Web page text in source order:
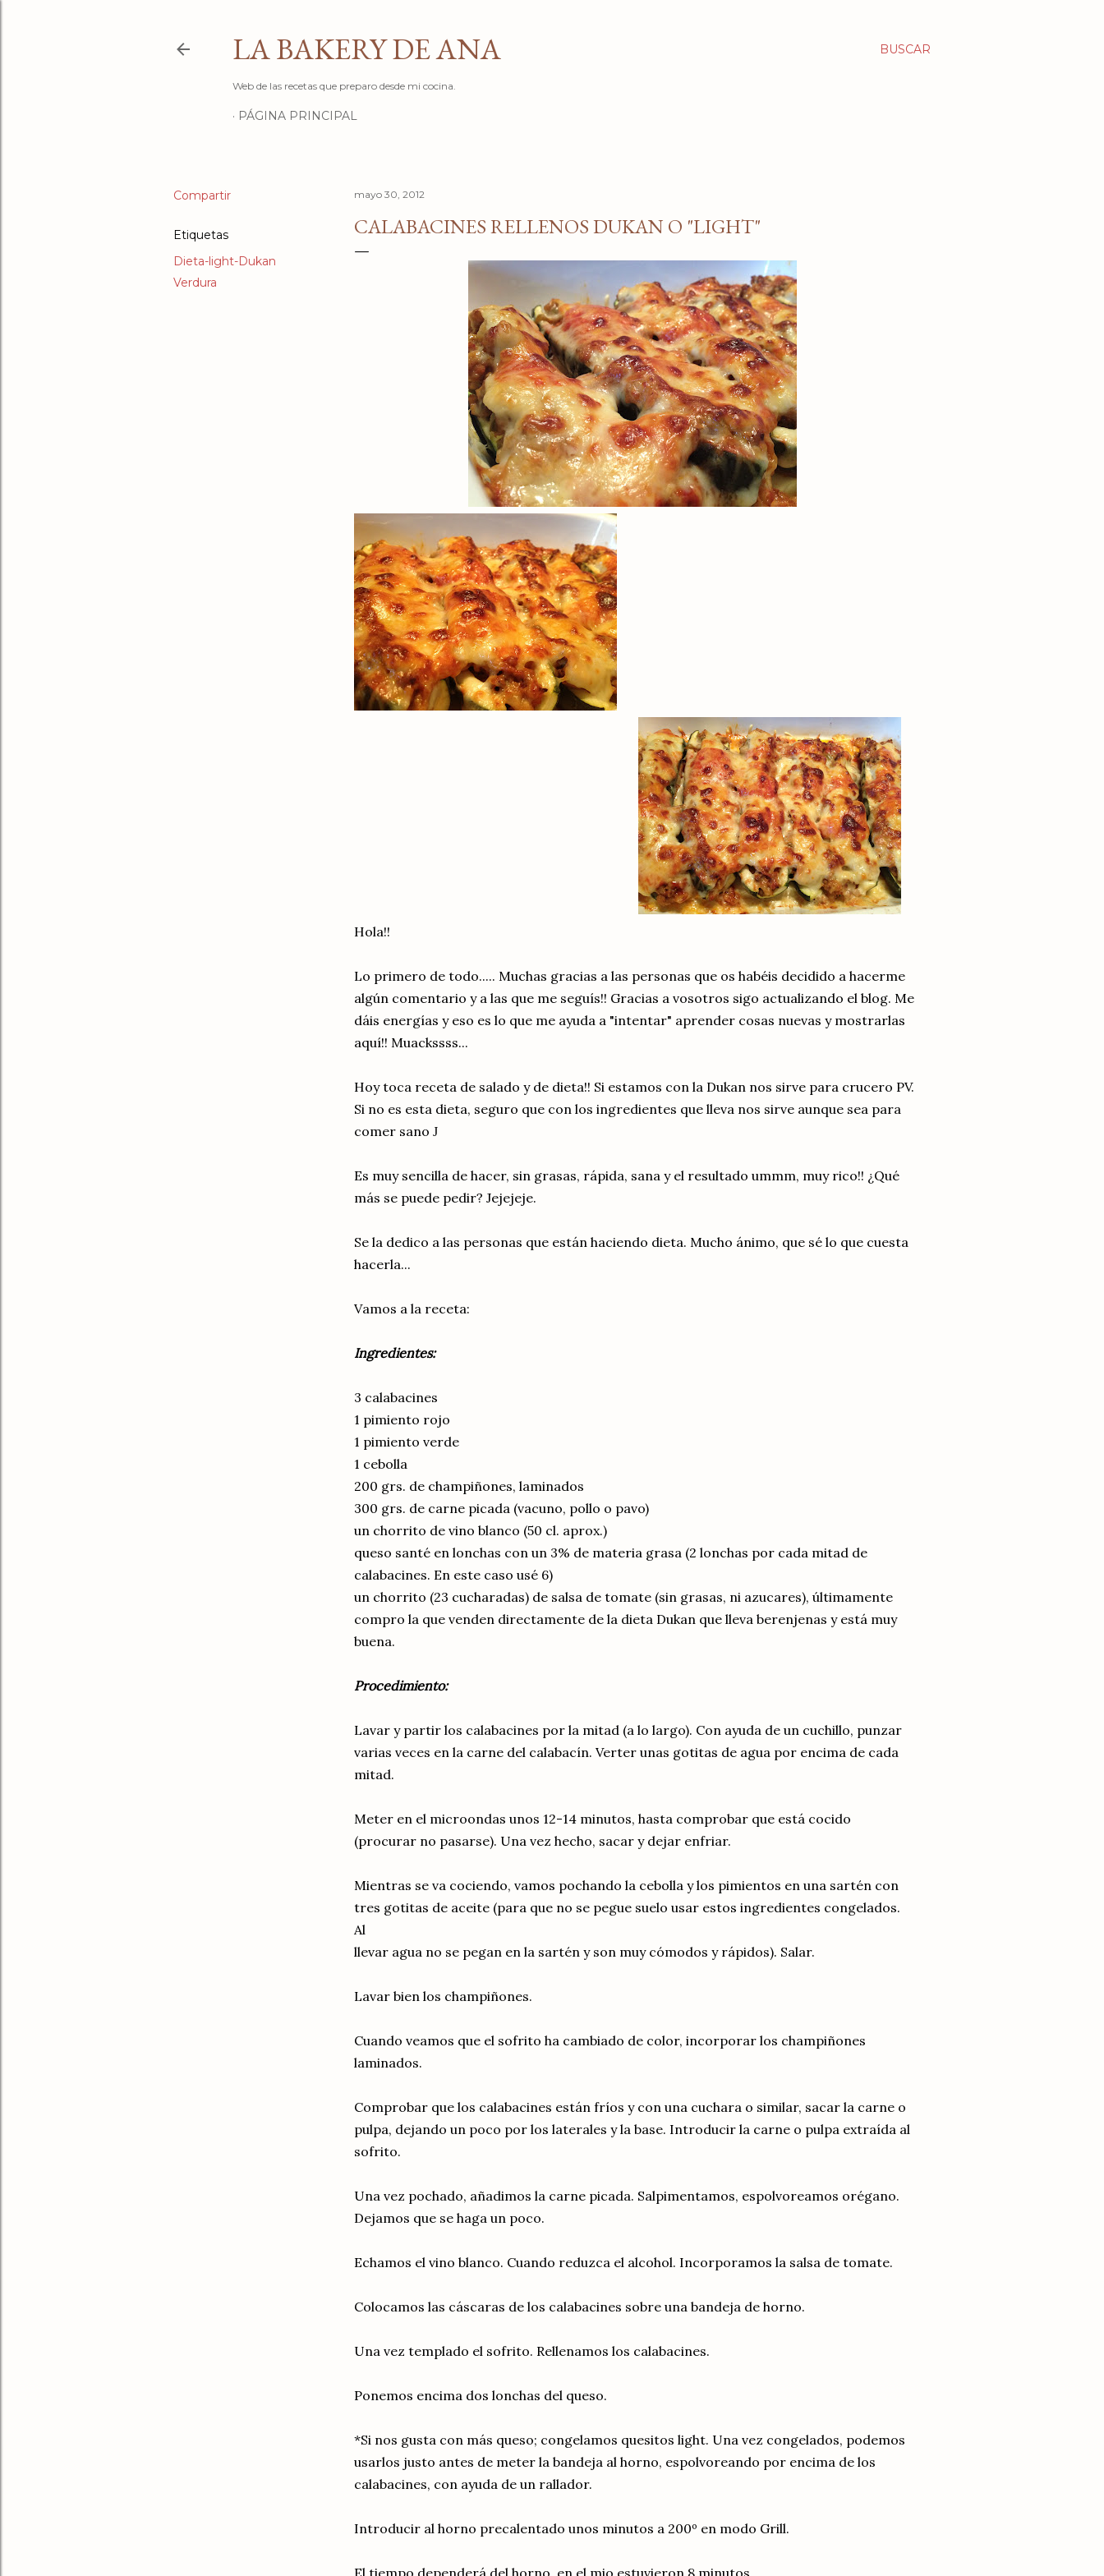
BUSCAR
LA BAKERY DE ANA
Web de las recetas que preparo desde mi cocina.
PÁGINA PRINCIPAL
Compartir
Etiquetas
Dieta-light-Dukan
Verdura
mayo 30, 2012
CALABACINES RELLENOS DUKAN O "LIGHT"
Hola!!
Lo primero de todo..... Muchas gracias a las personas que os habéis decidido a hacerme
algún comentario y a las que me seguís!! Gracias a vosotros sigo actualizando el blog. Me
dáis energías y eso es lo que me ayuda a "intentar" aprender cosas nuevas y mostrarlas
aquí!! Muackssss...
Hoy toca receta de salado y de dieta!! Si estamos con la Dukan nos sirve para crucero PV.
Si no es esta dieta, seguro que con los ingredientes que lleva nos sirve aunque sea para
comer sano J
Es muy sencilla de hacer, sin grasas, rápida, sana y el resultado ummm, muy rico!! ¿Qué
más se puede pedir? Jejejeje.
Se la dedico a las personas que están haciendo dieta. Mucho ánimo, que sé lo que cuesta
hacerla...
Vamos a la receta:
Ingredientes:
3 calabacines
1 pimiento rojo
1 pimiento verde
1 cebolla
200 grs. de champiñones, laminados
300 grs. de carne picada (vacuno, pollo o pavo)
un chorrito de vino blanco (50 cl. aprox.)
queso santé en lonchas con un 3% de materia grasa (2 lonchas por cada mitad de
calabacines. En este caso usé 6)
un chorrito (23 cucharadas) de salsa de tomate (sin grasas, ni azucares), últimamente
compro la que venden directamente de la dieta Dukan que lleva berenjenas y está muy
buena.
Procedimiento:
Lavar y partir los calabacines por la mitad (a lo largo). Con ayuda de un cuchillo, punzar
varias veces en la carne del calabacín. Verter unas gotitas de agua por encima de cada
mitad.
Meter en el microondas unos 12-14 minutos, hasta comprobar que está cocido
(procurar no pasarse). Una vez hecho, sacar y dejar enfriar.
Mientras se va cociendo, vamos pochando la cebolla y los pimientos en una sartén con
tres gotitas de aceite (para que no se pegue suelo usar estos ingredientes congelados.
Al
llevar agua no se pegan en la sartén y son muy cómodos y rápidos). Salar.
Lavar bien los champiñones.
Cuando veamos que el sofrito ha cambiado de color, incorporar los champiñones
laminados.
Comprobar que los calabacines están fríos y con una cuchara o similar, sacar la carne o
pulpa, dejando un poco por los laterales y la base. Introducir la carne o pulpa extraída al
sofrito.
Una vez pochado, añadimos la carne picada. Salpimentamos, espolvoreamos orégano.
Dejamos que se haga un poco.
Echamos el vino blanco. Cuando reduzca el alcohol. Incorporamos la salsa de tomate.
Colocamos las cáscaras de los calabacines sobre una bandeja de horno.
Una vez templado el sofrito. Rellenamos los calabacines.
Ponemos encima dos lonchas del queso.
*Si nos gusta con más queso; congelamos quesitos light. Una vez congelados, podemos
usarlos justo antes de meter la bandeja al horno, espolvoreando por encima de los
calabacines, con ayuda de un rallador.
Introducir al horno precalentado unos minutos a 200º en modo Grill.
El tiempo dependerá del horno, en el mio estuvieron 8 minutos.